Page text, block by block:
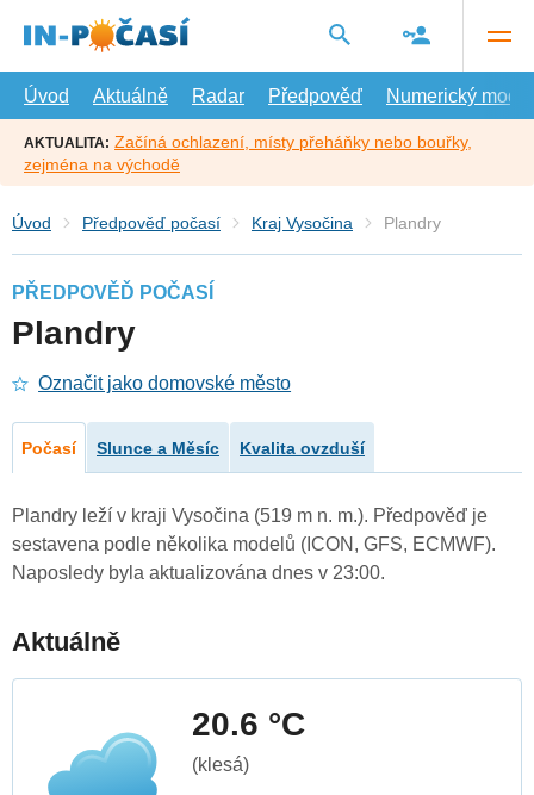
hlavní
Úvod
Aktuálně Radar Předpověď Numerický model
AKTUALITA: Začíná ochlazení, místy přeháňky nebo bouřky,
zejména na východě
Úvod Předpověď počasí Kraj Vysočina Plandry
PŘEDPOVĚĎ POČASÍ
Plandry
Označit jako domovské město
Počasí Slunce a Měsíc Kvalita ovzduší
Plandry leží v kraji Vysočina (519 m n. m.). Předpověď je
sestavena podle několika modelů (ICON, GFS, ECMWF).
Naposledy byla aktualizována dnes v 23:00.
Aktuálně
20.6 °C
(klesá)